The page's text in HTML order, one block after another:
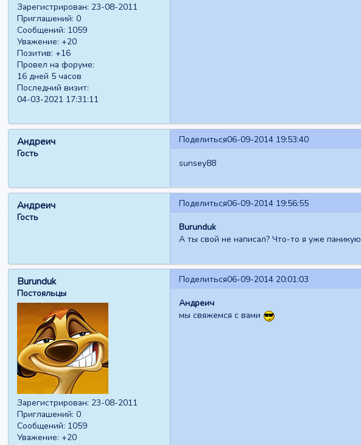
Зарегистрирован: 23-08-2011
Приглашений: 0
Сообщений: 1059
Уважение: +20
Позитив: +16
Провел на форуме:
16 дней 5 часов
Последний визит:
04-03-2021 17:31:11
Поделиться06-09-2014 19:53:40
Андреич
Гость
sunsey88
Поделиться06-09-2014 19:56:55
Андреич
Гость
Burunduk
А ты свой не написал? Что-то я уже паникую
Поделиться06-09-2014 20:01:03
Burunduk
Постояльцы
Зарегистрирован: 23-08-2011
Приглашений: 0
Сообщений: 1059
Уважение: +20
Андреич
мы свяжемся с вами